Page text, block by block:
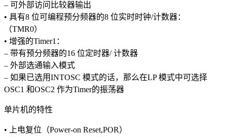
– 可外部访问比较器输出
• 具有8 位可编程预分频器的8 位实时时钟/计数器：
（TMR0）
• 增强的Timer1：
– 带有预分频器的16 位定时器/ 计数器
– 外部选通输入模式
– 如果已选用INTOSC 模式的话，那么在LP 模式中可选择
OSC1 和OSC2 作为Timer的振荡器
单片机的特性
• 上电复位（Power-on Reset,POR）